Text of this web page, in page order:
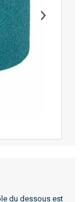
du dessous est